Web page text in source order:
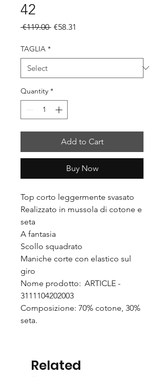
42
€119.00 Regular
€58.31
TAGLIA *
Quantity *
Add to Cart
Buy Now
Top corto leggermente svasato
Realizzato in mussola di cotone e
seta
A fantasia
Scollo squadrato
Maniche corte con elastico sul
giro
Nome prodotto: ARTICLE -
3111104202003
Composizione: 70% cotone, 30%
seta.
Related